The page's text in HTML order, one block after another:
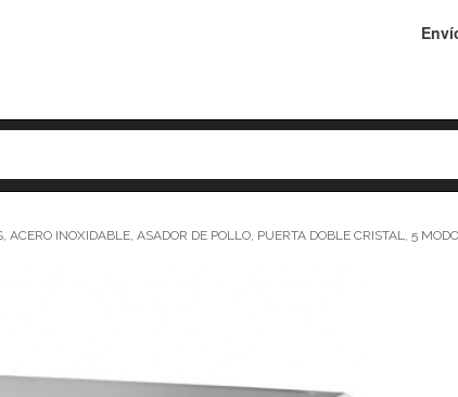
INOXIDABLE, ASADOR DE POLLO, PUERTA DOBLE CRISTAL, 5